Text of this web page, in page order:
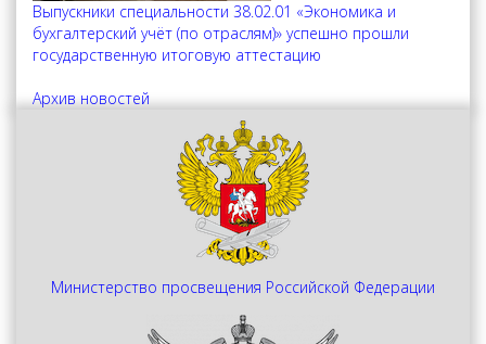
Выпускники специальности 38.02.01 «Экономика и
бухгалтерский учёт (по отраслям)» успешно прошли
государственную итоговую аттестацию
Архив новостей
Министерство просвещения Российской Федерации